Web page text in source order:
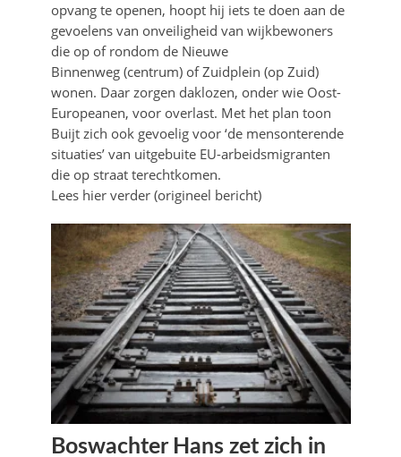
opvang te openen, hoopt hij iets te doen aan de
gevoelens van onveiligheid van wijkbewoners
die op of rondom de Nieuwe
Binnenweg (centrum) of Zuidplein (op Zuid)
wonen. Daar zorgen daklozen, onder wie Oost-
Europeanen, voor overlast. Met het plan toon
Buijt zich ook gevoelig voor ‘de mensonterende
situaties’ van uitgebuite EU-arbeidsmigranten
die op straat terechtkomen.
Lees hier verder (origineel bericht)
Boswachter Hans zet zich in